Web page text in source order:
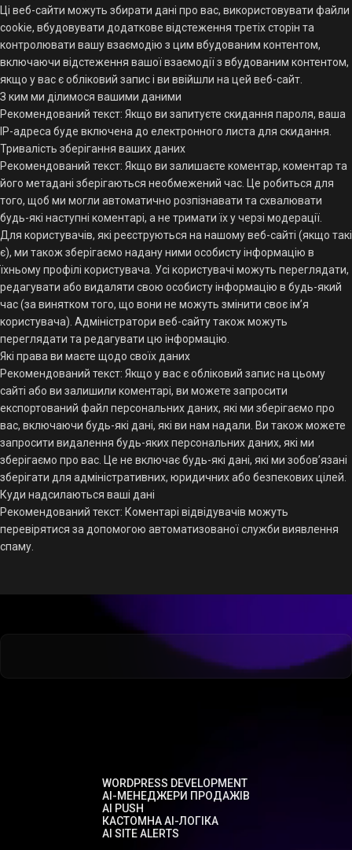
Ці веб-сайти можуть збирати дані про вас, використовувати файли
cookie, вбудовувати додаткове відстеження третіх сторін та
контролювати вашу взаємодію з цим вбудованим контентом,
включаючи відстеження вашої взаємодії з вбудованим контентом,
якщо у вас є обліковий запис і ви ввійшли на цей веб-сайт.
З ким ми ділимося вашими даними
Рекомендований текст: Якщо ви запитуєте скидання пароля, ваша
IP-адреса буде включена до електронного листа для скидання.
Тривалість зберігання ваших даних
Рекомендований текст: Якщо ви залишаєте коментар, коментар та
його метадані зберігаються необмежений час. Це робиться для
того, щоб ми могли автоматично розпізнавати та схвалювати
будь-які наступні коментарі, а не тримати їх у черзі модерації.
Для користувачів, які реєструються на нашому веб-сайті (якщо такі
є), ми також зберігаємо надану ними особисту інформацію в
їхньому профілі користувача. Усі користувачі можуть переглядати,
редагувати або видаляти свою особисту інформацію в будь-який
час (за винятком того, що вони не можуть змінити своє ім’я
користувача). Адміністратори веб-сайту також можуть
переглядати та редагувати цю інформацію.
Які права ви маєте щодо своїх даних
Рекомендований текст: Якщо у вас є обліковий запис на цьому
сайті або ви залишили коментарі, ви можете запросити
експортований файл персональних даних, які ми зберігаємо про
вас, включаючи будь-які дані, які ви нам надали. Ви також можете
запросити видалення будь-яких персональних даних, які ми
зберігаємо про вас. Це не включає будь-які дані, які ми зобов’язані
зберігати для адміністративних, юридичних або безпекових цілей.
Куди надсилаються ваші дані
Рекомендований текст: Коментарі відвідувачів можуть
перевірятися за допомогою автоматизованої служби виявлення
спаму.
WORDPRESS DEVELOPMENT
AI-МЕНЕДЖЕРИ ПРОДАЖІВ
AI PUSH
КАСТОМНА AI-ЛОГІКА
AI SITE ALERTS